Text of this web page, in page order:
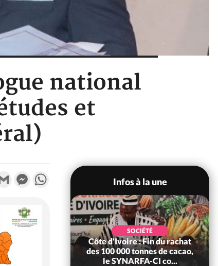
national
et
Gmail MessengerWhatsApp
Infos à la une
nationale,
accorde
4 661...
SOCIÉTÉ
Côte d'Ivoire : Fin du rachat
des 100 000 tonnes de cacao,
le SYNARFA-CI co...